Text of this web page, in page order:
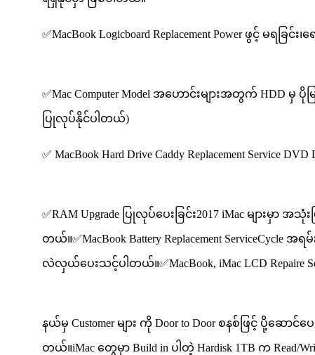
✅MacBook Logicboard Replacement Power ဖွင့် မ
✅Mac Computer Model အဟောင်းများအတွက် HDD မှ ပိုမြ
ပြုလုပ်နိုင်ပါတယ်)
✅ MacBook Hard Drive Caddy Replacement
✅RAM Upgrade ပြုလုပ်ပေးခြင်း2017 iMac များ
တယ်။✅MacBook Battery Replacement
လဲလှယ်ပေးသင့်ပါတယ်။✅MacBook, iMac LCD Repaire
နယ်မှ Customer များ ကို Door to Door စနစ်ဖြင့် ပို့ဆ
တယ်။iMac တွေမှာ Build in ပါတဲ့ Hardisk 1TB က Read/